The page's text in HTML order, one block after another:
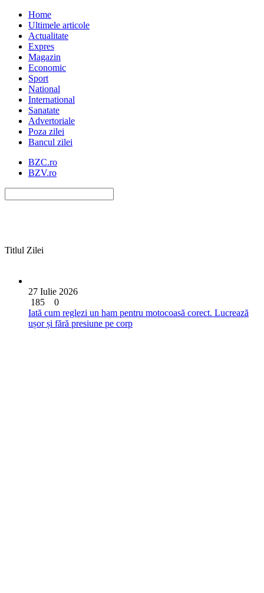
Home
Ultimele articole
Actualitate
Expres
Magazin
Economic
Sport
National
International
Sanatate
Advertoriale
Poza zilei
Bancul zilei
BZC.ro
BZV.ro
Titlul Zilei
27 Iulie 2026
185
0
Iată cum reglezi un ham pentru motocoasă corect. Lucrează
ușor și fără presiune pe corp